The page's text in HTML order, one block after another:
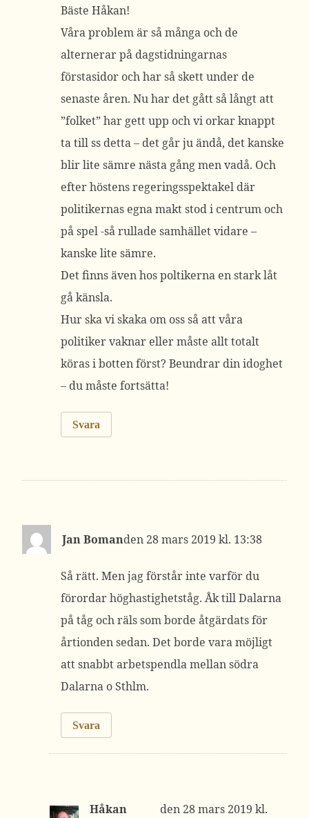
Bäste Håkan!
Våra problem är så många och de
alternerar på dagstidningarnas
förstasidor och har så skett under de
senaste åren. Nu har det gått så långt att
”folket” har gett upp och vi orkar knappt
ta till ss detta – det går ju ändå, det kanske
blir lite sämre nästa gång men vadå. Och
efter höstens regeringsspektakel där
politikernas egna makt stod i centrum och
på spel -så rullade samhället vidare –
kanske lite sämre.
Det finns även hos poltikerna en stark låt
gå känsla.
Hur ska vi skaka om oss så att våra
politiker vaknar eller måste allt totalt
köras i botten först? Beundrar din idoghet
– du måste fortsätta!
Svara
Jan Boman 28 mars 2019 kl. 13:38
Så rätt. Men jag förstår inte varför du
förordar höghastighetståg. Åk till Dalarna
på tåg och räls som borde åtgärdats för
årtionden sedan. Det borde vara möjligt
att snabbt arbetspendla mellan södra
Dalarna o Sthlm.
Svara
Håkan
28 mars 2019 kl.